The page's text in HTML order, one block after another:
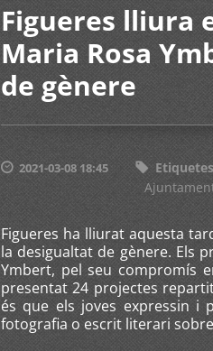
Figueres lliura
Maria Rosa
de gènere
2021-03-08 18:45 Etiquetes
Figueres ha lliurat aquesta
la desigualtat de gènere. Els
Ymbert, pel seu compromís
presentat 24 projectes
és que els joves expressin i
fotografia o escrit literari